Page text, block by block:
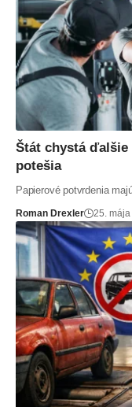
Štát chystá ďalšie
potešia
Papierové potvrdenia
Roman Drexler 25.